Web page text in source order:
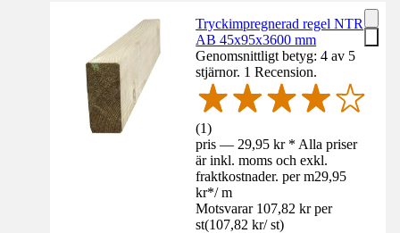
Tryckimpregnerad regel NTR
AB 45x95x3600 mm
Genomsnittligt betyg: 4 av 5
stjärnor. 1 Recension.
(1)
pris — 29,95 kr * Alla priser
är inkl. moms och exkl.
fraktkostnader. per m29,95
kr*/ m
Motsvarar 107,82 kr per
st(107,82 kr/ st)